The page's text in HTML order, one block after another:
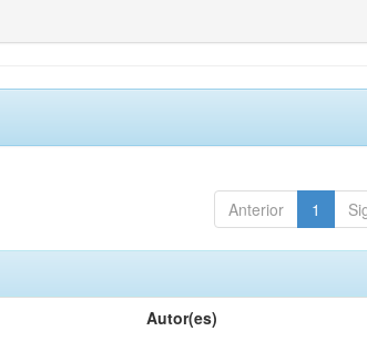
Anterior 1
Autor(es)